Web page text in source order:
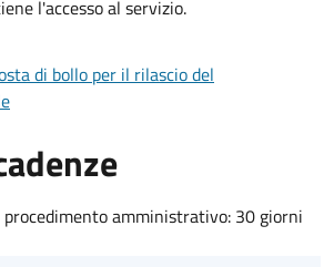
l'accesso al servizio.
di bollo per il rilascio del
amministrativo: 30 giorni